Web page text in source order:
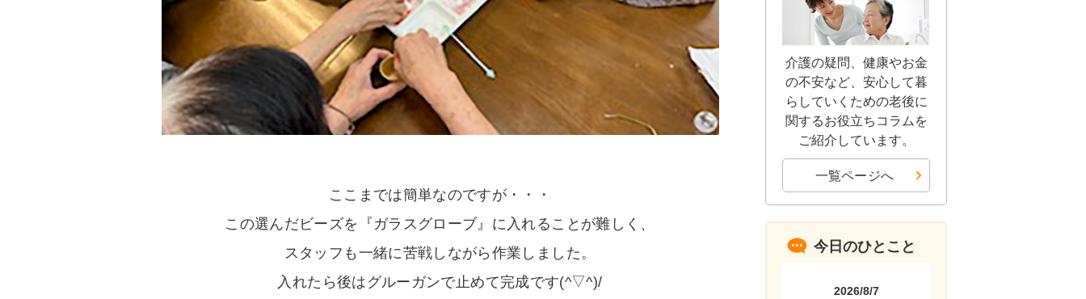
ここまでは簡単なのですが・・・
この選んだビーズを『ガラスグローブ』に入れることが難しく、
スタッフも一緒に苦戦しながら作業しました。
入れたら後はグルーガンで止めて完成です(^▽^)/
介護の疑問、健康やお金
の不安など、安心して暮
らしていくための老後に
関するお役立ちコラムを
ご紹介しています。
一覧ページへ
今日のひとこと
2026/8/7